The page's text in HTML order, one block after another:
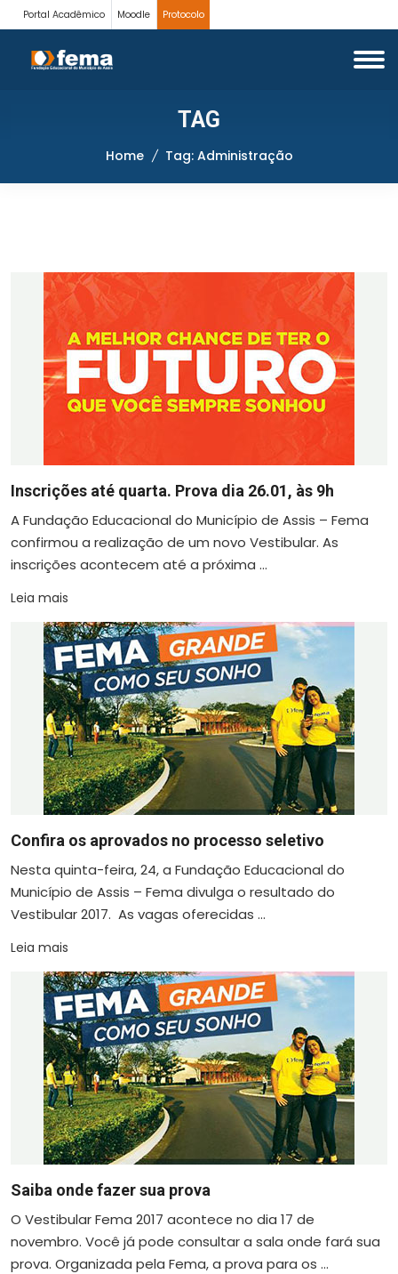
Portal Acadêmico Moodle Protocolo
TAG
Home Tag: Administração
Inscrições até quarta. Prova dia 26.01, às 9h
A Fundação Educacional do Município de Assis – Fema
confirmou a realização de um novo Vestibular. As
inscrições acontecem até a próxima ...
Leia mais
Confira os aprovados no processo seletivo
Nesta quinta-feira, 24, a Fundação Educacional do
Município de Assis – Fema divulga o resultado do
Vestibular 2017. As vagas oferecidas ...
Leia mais
Saiba onde fazer sua prova
O Vestibular Fema 2017 acontece no dia 17 de
novembro. Você já pode consultar a sala onde fará sua
prova. Organizada pela Fema, a prova para os ...